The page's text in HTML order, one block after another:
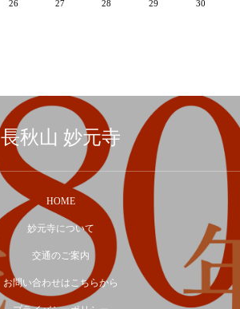
26 27 28 29 30
長秋山 妙元寺
HOME
妙元寺について
交通のご案内
お問い合わせはこちらから